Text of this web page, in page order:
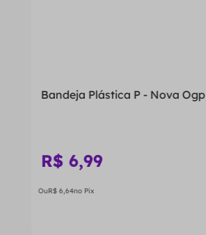
Bandeja Plástica P - Nova Ogp
R$ 6,99
OuR$ 6,64no Pix